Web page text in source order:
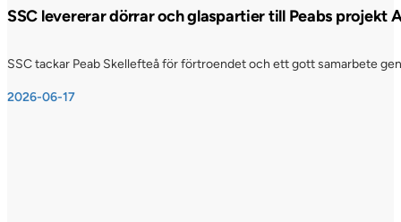
SSC levererar dörrar och glaspartier till Peabs projekt
SSC tackar Peab Skellefteå för förtroendet och ett gott samarbete
2026-06-17